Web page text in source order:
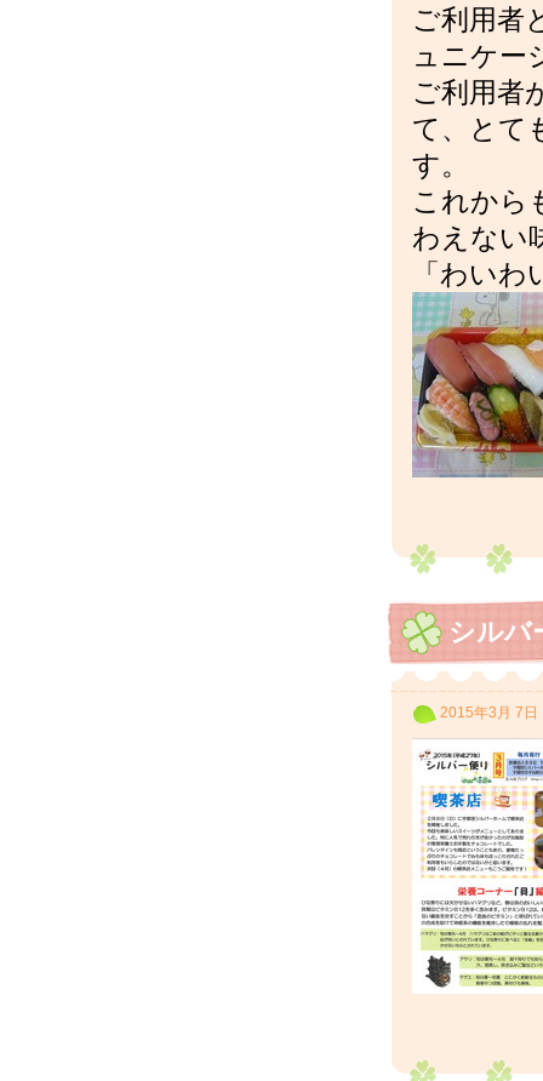
ご利用者
ュニケー
ご利用者
て、とて
す。
これから
わえない
「わい
シルバ
2015年3月 7日